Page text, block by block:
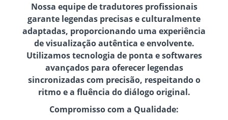
Nossa equipe de tradutores profissionais
garante legendas precisas e culturalmente
adaptadas, proporcionando uma experiência
de visualização autêntica e envolvente.
Utilizamos tecnologia de ponta e softwares
avançados para oferecer legendas
sincronizadas com precisão, respeitando o
ritmo e a fluência do diálogo original.
Compromisso com a Qualidade: